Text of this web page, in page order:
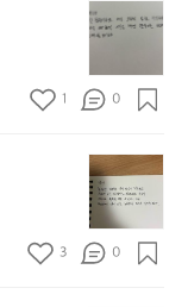
8/
2
1 0
8/
1
9
3 0